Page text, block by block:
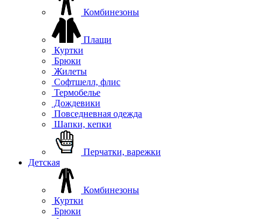
Комбинезоны
Плащи
Куртки
Брюки
Жилеты
Софтшелл, флис
Термобелье
Дождевики
Повседневная одежда
Шапки, кепки
Перчатки, варежки
Детская
Комбинезоны
Куртки
Брюки